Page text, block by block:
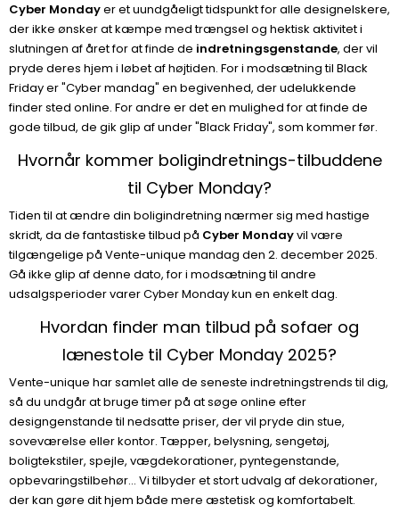
Cyber Mondayer et uundgåeligt tidspunkt for alle designelskere,
der ikke ønsker at kæmpe med trængsel og hektisk aktivitet i
slutningen af året for at finde de indretningsgenstande, der vil
pryde deres hjem i løbet af højtiden. For i modsætning til Black
Friday er "Cyber mandag" en begivenhed, der udelukkende
finder sted online. For andre er det en mulighed for at finde de
gode tilbud, de gik glip af under "Black Friday", som kommer før.
Hvornår kommer boligindretnings-tilbuddene
til Cyber Monday?
Tiden til at ændre din boligindretning nærmer sig med hastige
skridt, da de fantastiske tilbud på Cyber Mondayvil være
tilgængelige på Vente-unique mandag den 2. december 2025.
Gå ikke glip af denne dato, for i modsætning til andre
udsalgsperioder varer Cyber Monday kun en enkelt dag.
Hvordan finder man tilbud på sofaer og
lænestole til Cyber Monday 2025?
Vente-unique har samlet alle de seneste indretningstrends til dig,
så du undgår at bruge timer på at søge online efter
designgenstande til nedsatte priser, der vil pryde din stue,
soveværelse eller kontor. Tæpper, belysning, sengetøj,
boligtekstiler, spejle, vægdekorationer, pyntegenstande,
opbevaringstilbehør... Vi tilbyder et stort udvalg af dekorationer,
der kan gøre dit hjem både mere æstetisk og komfortabelt.